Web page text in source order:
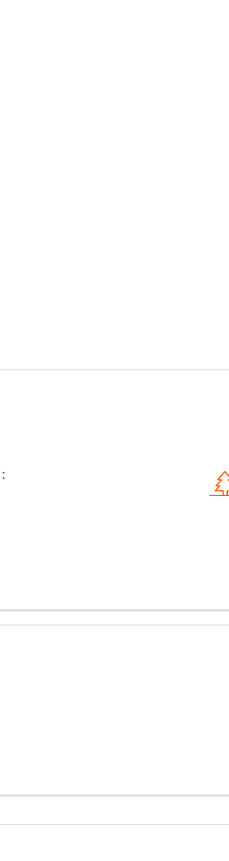
d’environ 400?m² habitables,
L’emplacement assure une